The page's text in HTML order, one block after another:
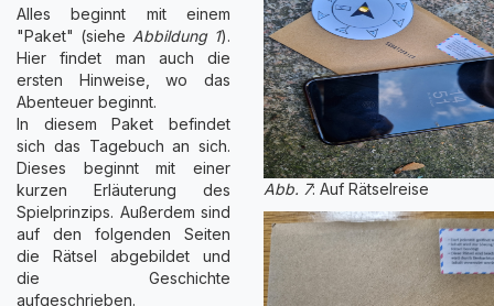
Alles beginnt mit einem
"Paket" (siehe Abbildung 1).
Hier findet man auch die
ersten Hinweise, wo das
Abenteuer beginnt.
In diesem Paket befindet
sich das Tagebuch an sich.
Dieses beginnt mit einer
kurzen Erläuterung des
Spielprinzips. Außerdem sind
auf den folgenden Seiten
die Rätsel abgebildet und
die Geschichte
aufgeschrieben.
Abb. 7: Auf Rätselreise